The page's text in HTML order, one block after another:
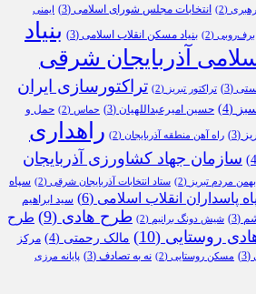
(2) انتخابات مجلس شورای اسلامی (3) ایمنی
برف‌روبی (2) بنیاد مسکن انقلاب اسلامی (3)
بنیاد
آذربایجان شرقی
(3) تراکتور تبریز (2)
تراکتورسازی ایران
(4) حسین امیرعبداللهیان (3) حماس (2)
حمل و
(3) راه آهن منطقه آذربایجان (2)
راهداری
سازمان جهاد کشاورزی آذربایجان
(2) ستاد انتخابات آذربایجان شرقی (2)
سپاه
پاسداران انقلاب اسلامی (6)
سید ابراهیم
(3) شیش دونگ برانیم (2) طرح هادی (9)
طرح
روستایی (10) مالک رحمتی (4)
مرکز
(3) مسکن روستایی (2) نه به تصادف (3)
پایانه مرزی